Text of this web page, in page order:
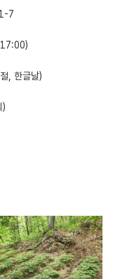
7
, 한글날)
)